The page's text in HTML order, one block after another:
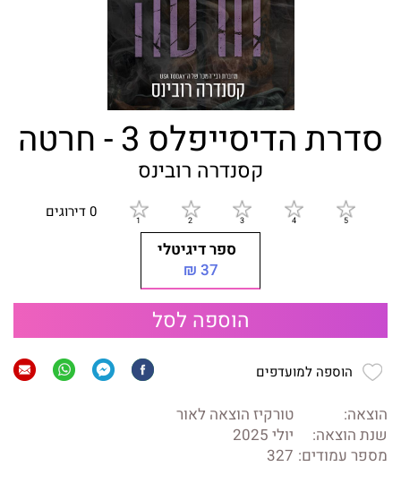
סדרת הדיסייפלס 3 - חרטה
קסנדרה רובינס
0 דירוגים
ספר דיגיטלי
37 ₪
הוספה לסל
הוספה למועדפים
הוצאה:
טורקיז הוצאה לאור
שנת הוצאה:
יולי 2025
מספר עמודים: 327